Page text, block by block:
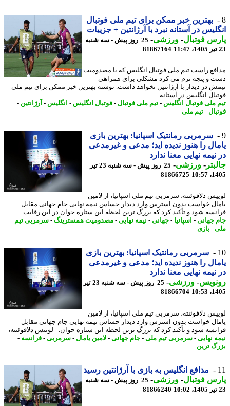
بهترین خبر ممکن برای تیم ملی فوتبال
در آستانه نبرد با آرژانتین + جزییات
فوتبال-ورزشی-
25 روز پیش - سه شنبه
81867164
راست تیم ملی فوتبال انگلیس که با مصدومیت
و پنجه نرم می کرد مشکلی برای همراهی
در دیدار با آرژانتین نخواهد داشت. نوشته بهترین خبر ممکن برای تیم ملی
انگلیس در آستانه ...
ملی فوتبال انگلیس-تیم ملی فوتبال-فوتبال انگلیس-انگلیس-آرژانتین -
-تیم ملی
سرمربی رمانتیک اسپانیا: بهترین بازی
را هنوز ندیده اید؛ مدعی و غیرمدعی
نهایی معنا ندارد
-ورزشی-
25 روز پیش - سه شنبه 23 تیر
81866725
دلافوئنته، سرمربی تیم ملی اسپانیا، از لامین
خواست بدون استرس وارد دیدار حساس نیمه نهایی جام جهانی مقابل
شود و تأکید کرد که بزرگ ترین لحظه این ستاره جوان در این رقابت ...
جهانی-اسپانیا-جهانی-نیمه نهایی-مصدومیت همسترینگ -سرمربی تیم
-بازی
سرمربی رمانتیک اسپانیا: بهترین بازی
را هنوز ندیده اید؛ مدعی و غیرمدعی
نهایی معنا ندارد
-ورزشی-
25 روز پیش - سه شنبه 23 تیر
81866704
دلافوئنته، سرمربی تیم ملی اسپانیا، از لامین
خواست بدون استرس وارد دیدار حساس نیمه نهایی جام جهانی مقابل
شود و تأکید کرد که بزرگ ترین لحظه این ستاره جوان. - لوییس دلافوئنته،
نهایی-سرمربی تیم ملی -جام جهانی-لامین یامال-سرمربی- فرانسه
-
ترین
مدافع انگلیس به بازی با آرژانتین رسید
فوتبال-ورزشی-
25 روز پیش - سه شنبه
81866240